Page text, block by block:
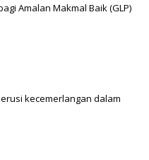
Amalan Makmal Baik (GLP)
kecemerlangan dalam